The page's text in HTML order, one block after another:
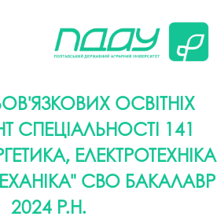
вмісту
ОСВІТНІХ
СПЕЦІАЛЬНОСТІ 141
ЕЛЕКТРОТЕХНІКА
СВО БАКАЛАВР
2024 Р.Н.